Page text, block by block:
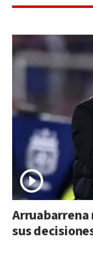
Arruabarrena
sus